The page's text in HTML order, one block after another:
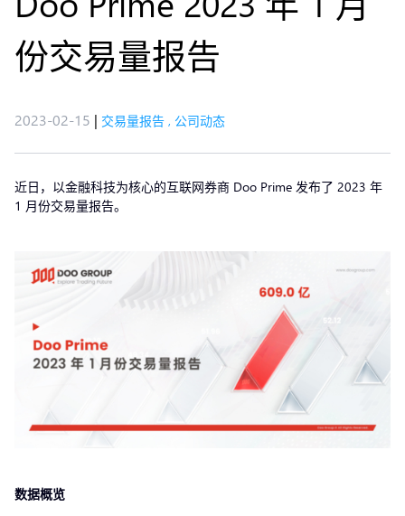
份交易量报告
2023-02-15 | 交易量报告 , 公司动态
近日，以金融科技为核心的互联网券商 Doo Prime 发布了 2023 年
1 月份交易量报告。
数据概览